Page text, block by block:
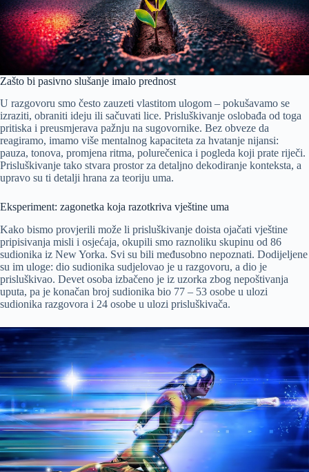
Zašto bi pasivno slušanje imalo prednost
U razgovoru smo često zauzeti vlastitom ulogom – pokušavamo se
izraziti, obraniti ideju ili sačuvati lice. Prisluškivanje oslobađa od toga
pritiska i preusmjerava pažnju na sugovornike. Bez obveze da
reagiramo, imamo više mentalnog kapaciteta za hvatanje nijansi:
pauza, tonova, promjena ritma, polurečenica i pogleda koji prate riječi.
Prisluškivanje tako stvara prostor za detaljno dekodiranje konteksta, a
upravo su ti detalji hrana za teoriju uma.
Eksperiment: zagonetka koja razotkriva vještine uma
Kako bismo provjerili može li prisluškivanje doista ojačati vještine
pripisivanja misli i osjećaja, okupili smo raznoliku skupinu od 86
sudionika iz New Yorka. Svi su bili međusobno nepoznati. Dodijeljene
su im uloge: dio sudionika sudjelovao je u razgovoru, a dio je
prisluškivao. Devet osoba izbačeno je iz uzorka zbog nepoštivanja
uputa, pa je konačan broj sudionika bio 77 – 53 osobe u ulozi
sudionika razgovora i 24 osobe u ulozi prisluškivača.